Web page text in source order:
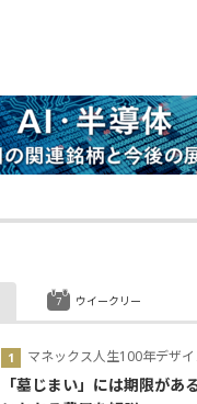
マネックス人生100年デザイ
「墓じまい」には期限があ
ウイークリー